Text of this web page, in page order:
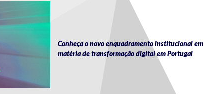
Conheça o novo enquadramento institucional em
matéria de transformação digital em Portugal